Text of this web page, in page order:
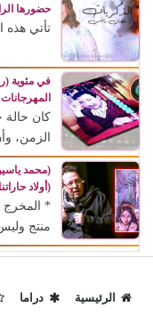
حضورها
تأتي هذه
في مئوية
كان حالة
الزمن،
(محمد
(أولاد
*
منتج
الرئيسية دراما